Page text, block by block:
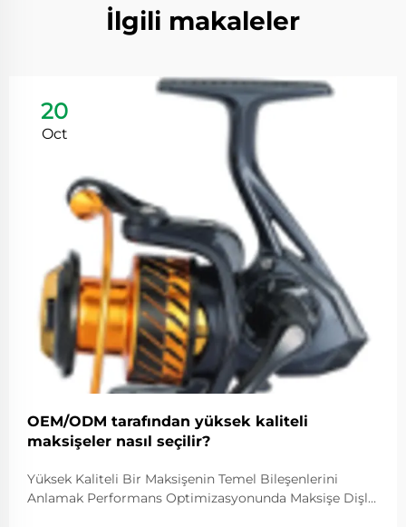
İlgili makaleler
20
Oct
OEM/ODM tarafından yüksek kaliteli
maksişeler nasıl seçilir?
Yüksek Kaliteli Bir Maksişenin Temel Bileşenlerini
Anlamak Performans Optimizasyonunda Maksişe Dişli